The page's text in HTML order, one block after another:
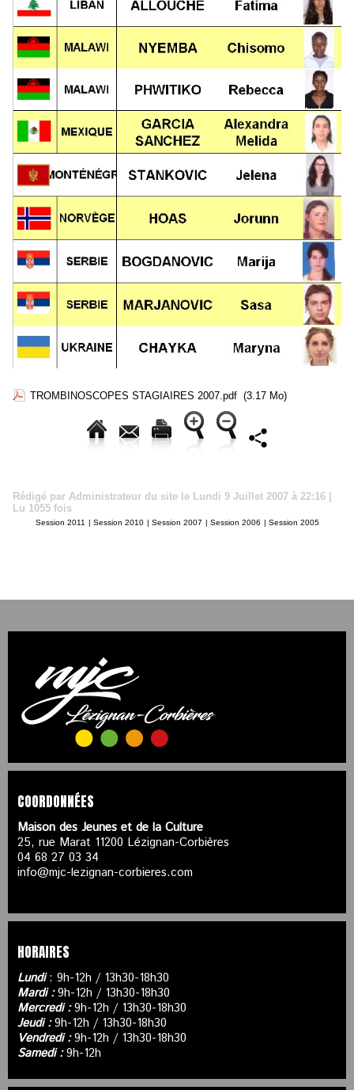
TROMBINOSCOPES STAGIAIRES 2007.pdf (3.17 Mo)
Rédigé par Administrateur du site le Lundi 9 Juillet 2007 à 22:16 |
Lu 1055 fois
Session 2011 | Session 2010 | Session 2007 | Session 2006 | Session 2005
COORDONNÉES
Maison des Jeunes et de la Culture
25, rue Marat 11200 Lézignan-Corbières
04 68 27 03 34
info@mjc-lezignan-corbieres.com
HORAIRES
Lundi: 9h-12h / 13h30-18h30
Mardi :9h-12h / 13h30-18h30
Mercredi :9h-12h / 13h30-18h30
Jeudi :9h-12h / 13h30-18h30
Vendredi :9h-12h / 13h30-18h30
Samedi :9h-12h